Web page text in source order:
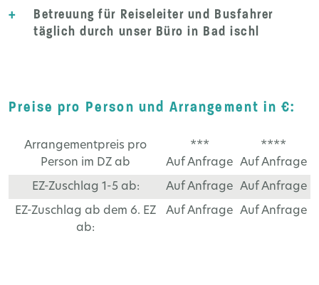
+
Betreuung für Reiseleiter und Busfahrer
täglich durch unser Büro in Bad ischl
Preise pro Person und Arrangement in €:
Arrangementpreis pro
Person im DZ ab
***
Auf Anfrage
****
Auf Anfrage
EZ-Zuschlag 1-5 ab: Auf Anfrage Auf Anfrage
EZ-Zuschlag ab dem 6. EZ
ab:
Auf Anfrage Auf Anfrage